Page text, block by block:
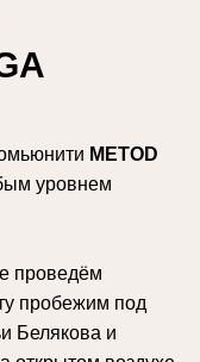
METOD
уровнем
проведём
пробежим под
Белякова и